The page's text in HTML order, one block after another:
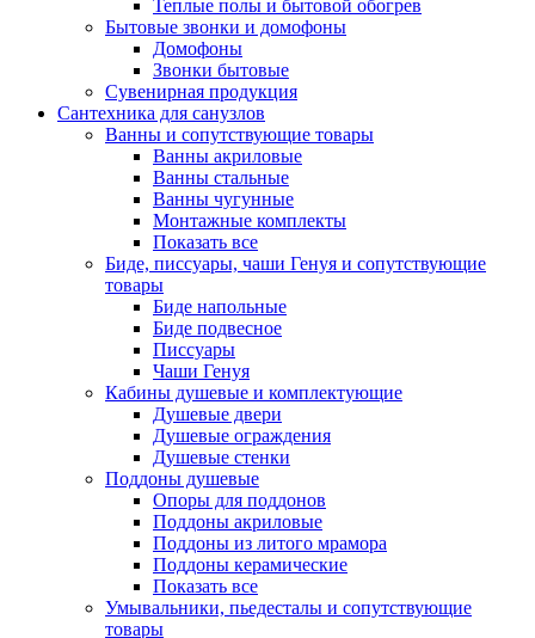
Теплые полы и бытовой обогрев
Бытовые звонки и домофоны
Домофоны
Звонки бытовые
Сувенирная продукция
Сантехника для санузлов
Ванны и сопутствующие товары
Ванны акриловые
Ванны стальные
Ванны чугунные
Монтажные комплекты
Показать все
Биде, писсуары, чаши Генуя и сопутствующие
товары
Биде напольные
Биде подвесное
Писсуары
Чаши Генуя
Кабины душевые и комплектующие
Душевые двери
Душевые ограждения
Душевые стенки
Поддоны душевые
Опоры для поддонов
Поддоны акриловые
Поддоны из литого мрамора
Поддоны керамические
Показать все
Умывальники, пьедесталы и сопутствующие
товары